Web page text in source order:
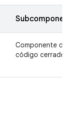
Componente de
código cerrado